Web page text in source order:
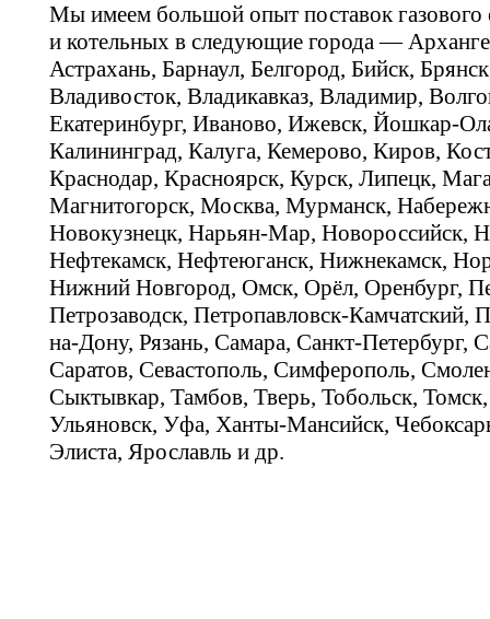
Мы имеем большой опыт поставок газового
и котельных в следующие города —
Астрахань, Барнаул, Белгород, Бийск,
Владивосток, Владикавказ, Владимир,
Екатеринбург, Иваново, Ижевск, Йошкар-
Калининград, Калуга, Кемерово, Киров,
Краснодар, Красноярск, Курск, Липецк,
Магнитогорск, Москва, Мурманск,
Новокузнецк, Нарьян-Мар, Новороссийск,
Нефтекамск, Нефтеюганск, Нижнекамск,
Нижний Новгород, Омск, Орёл, Оренбург,
Петрозаводск, Петропавловск-Камчатский,
на-Дону, Рязань, Самара, Санкт-Петербург,
Саратов, Севастополь, Симферополь,
Сыктывкар, Тамбов, Тверь, Тобольск,
Ульяновск, Уфа, Ханты-Мансийск,
Элиста, Ярославль и др.